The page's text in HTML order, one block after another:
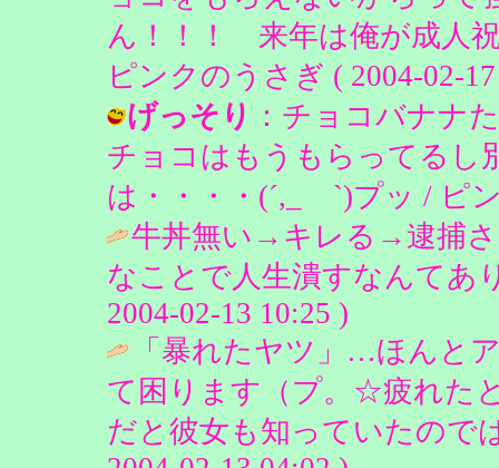
ん！！！ 来年は俺が成人
ピンクのうさぎ ( 2004-02-
げっそり ：チョコバナナ
チョコはもうもらってる
は・・・・(´,_ゝ`)プッ / ピ
牛丼無い→キレる→逮捕
なことで人生潰すなんてあ
2004-02-13 10:25 )
「暴れたヤツ」…ほんと
て困ります（プ。☆疲れた
だと彼女も知っていたので